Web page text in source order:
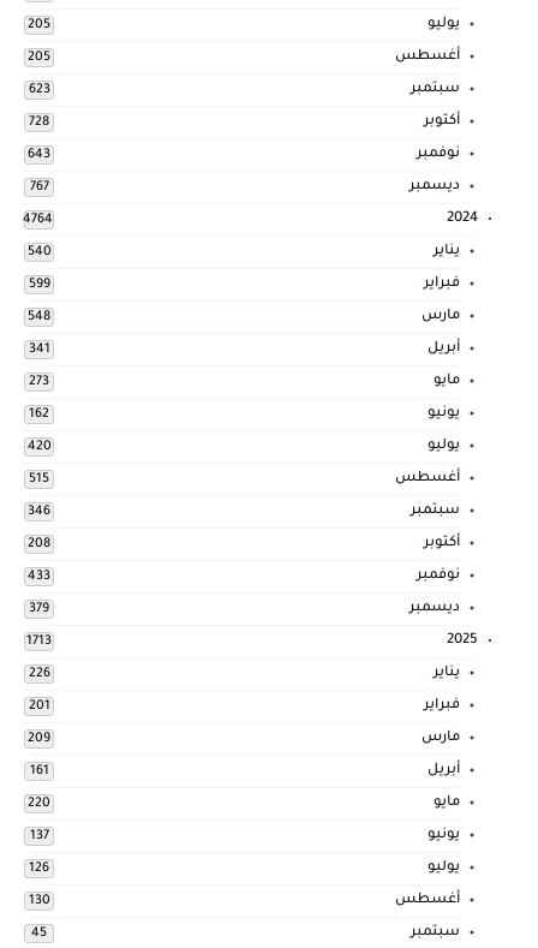
يوليو 205
أغسطس 205
سبتمبر 623
أكتوبر 728
نوفمبر 643
ديسمبر 767
2024
4764
يناير 540
فبراير 599
مارس 548
أبريل 341
مايو 273
يونيو 162
يوليو 420
أغسطس 515
سبتمبر 346
أكتوبر 208
نوفمبر 433
ديسمبر 379
2025
1713
يناير 226
فبراير 201
مارس 209
أبريل 161
مايو 220
يونيو 137
يوليو 126
أغسطس 130
سبتمبر 45